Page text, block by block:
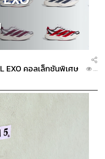
games.com/en_US/prod
fantasy-vii-reunion
app/1608070/CRISI
en-us/gameplay/
Sonic the Hedgehog
วีดีโอเกม
EXO คอลเล็กชันพิเศษ
...